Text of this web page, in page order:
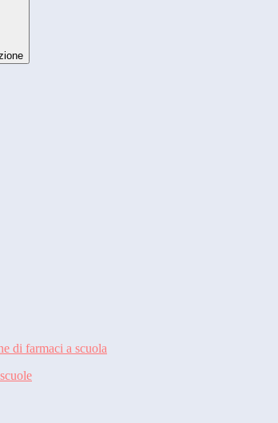
di farmaci a scuola